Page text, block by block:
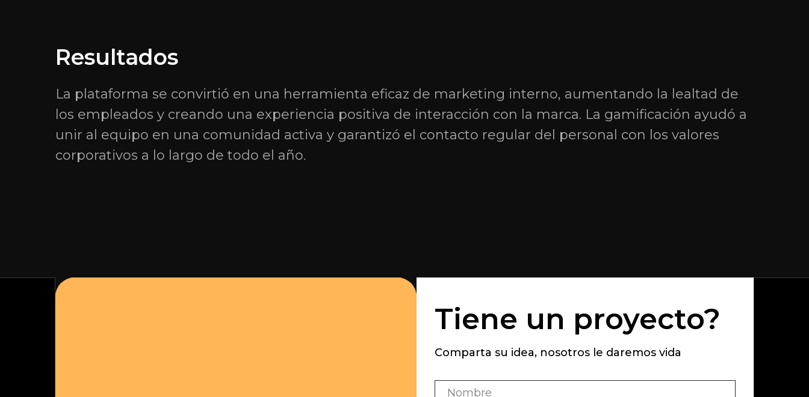
Resultados
La plataforma se convirtió en una herramienta eficaz de marketing interno, aumentando la lealtad de
los empleados y creando una experiencia positiva de interacción con la marca. La gamificación ayudó a
unir al equipo en una comunidad activa y garantizó el contacto regular del personal con los valores
corporativos a lo largo de todo el año.
Tiene un proyecto?
Comparta su idea, nosotros le daremos vida